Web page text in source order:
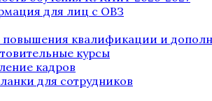
для лиц с ОВЗ
повышения квалификации и
курсы
кадров
для сотрудников